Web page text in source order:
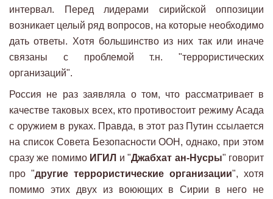
интервал. Перед лидерами сирийской оппозиции
возникает целый ряд вопросов, на которые необходимо
дать ответы. Хотя большинство из них так или иначе
связаны с проблемой т.н. "террористических
организаций".
Россия не раз заявляла о том, что рассматривает в
качестве таковых всех, кто противостоит режиму Асада
с оружием в руках. Правда, в этот раз Путин ссылается
на список Совета Безопасности ООН, однако, при этом
сразу же помимо ИГИЛ и "Джабхат ан-Нусры" говорит
про "другие террористические организации", хотя
помимо этих двух из воюющих в Сирии в него не